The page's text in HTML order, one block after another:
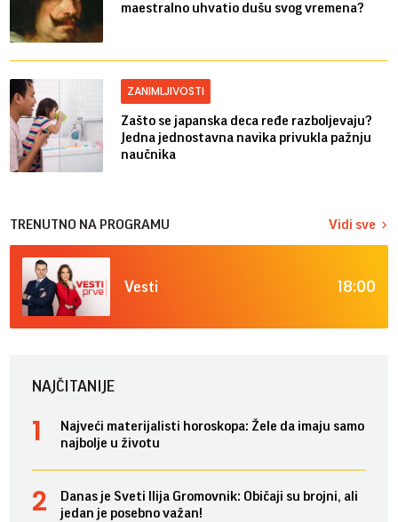
maestralno uhvatio dušu svog vremena?
ZANIMLJIVOSTI
Zašto se japanska deca ređe razboljevaju?
Jedna jednostavna navika privukla pažnju
naučnika
TRENUTNO NA PROGRAMU Vidi sve
Vesti 18:00
NAJČITANIJE
Najveći materijalisti horoskopa: Žele da imaju samo
najbolje u životu
Danas je Sveti Ilija Gromovnik: Običaji su brojni, ali
jedan je posebno važan!